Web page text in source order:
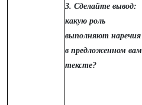
3. Сделайте вывод:
какую роль
выполняют наречия
в предложенном вам
тексте?